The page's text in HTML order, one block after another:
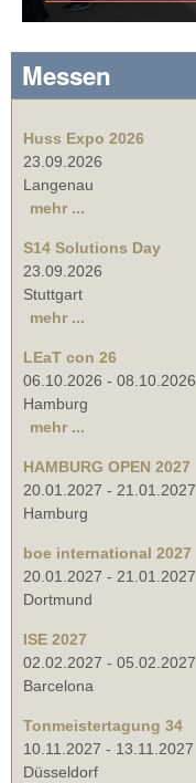
Messen
Huss Expo 2026
23.09.2026
Langenau
mehr ...
S14 Solutions Day
23.09.2026
Stuttgart
mehr ...
LEaT con 26
06.10.2026 - 08.10.2026
Hamburg
mehr ...
HAMBURG OPEN 2027
20.01.2027 - 21.01.2027
Hamburg
boe international 2027
20.01.2027 - 21.01.2027
Dortmund
ISE 2027
02.02.2027 - 05.02.2027
Barcelona
Tonmeistertagung 34
10.11.2027 - 13.11.2027
Düsseldorf